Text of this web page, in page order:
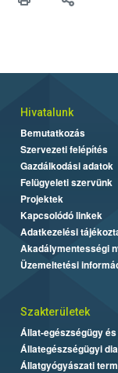
Hivatalunk
Bemutatkozás
Szervezeti felépítés
Gazdálkodási adatok
Felügyeleti szervünk
Projektek
Kapcsolódó linkek
Adatkezelési
Akadálymentességi
Üzemeltetési
Szakterületek
Állat-egészségügy
Állategészségügyi
Állatgyógyászati